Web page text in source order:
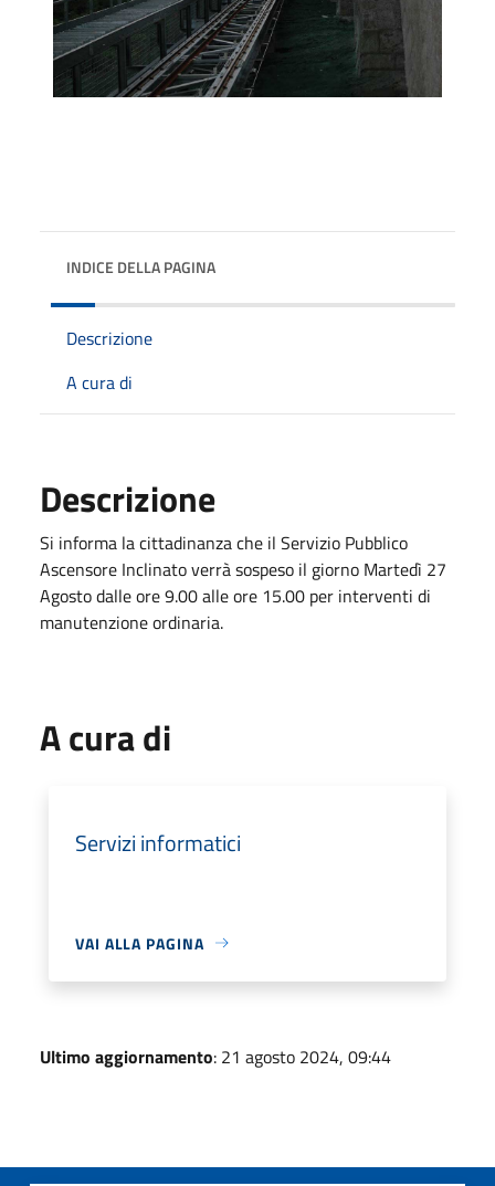
INDICE DELLA PAGINA
Descrizione
A cura di
Descrizione
Si informa la cittadinanza che il Servizio Pubblico
Ascensore Inclinato verrà sospeso il giorno Martedì 27
Agosto dalle ore 9.00 alle ore 15.00 per interventi di
manutenzione ordinaria.
A cura di
Servizi informatici
VAI ALLA PAGINA
Ultimo aggiornamento: 21 agosto 2024, 09:44